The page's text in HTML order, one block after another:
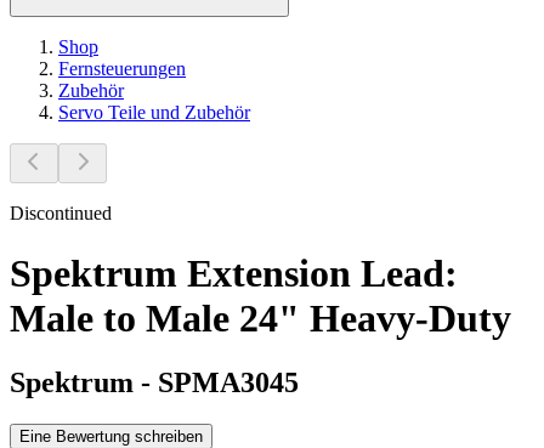
Shop
Fernsteuerungen
Zubehör
Servo Teile und Zubehör
Discontinued
Spektrum Extension Lead:
Male to Male 24" Heavy-Duty
Spektrum - SPMA3045
Eine Bewertung schreiben